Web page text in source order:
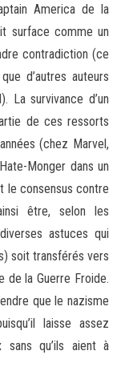
America de la
surface comme un
contradiction (ce
d’autres auteurs
La survivance d’un
de ces ressorts
(chez Marvel,
Monger dans un
le consensus contre
être, selon les
astuces qui
soit transférés vers
de la Guerre Froide.
que le nazisme
laisse assez
sans qu’ils aient à